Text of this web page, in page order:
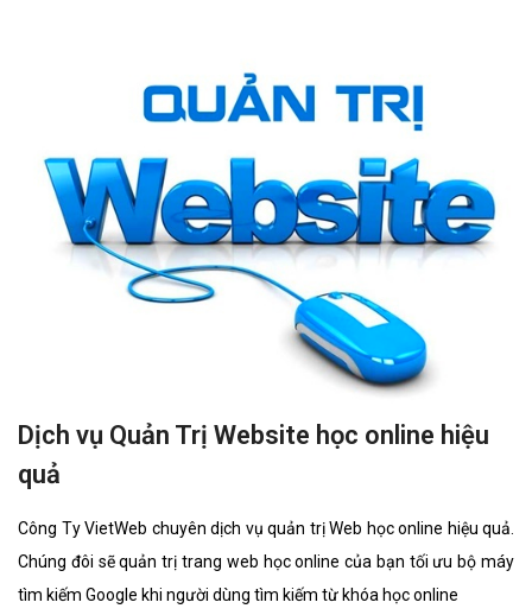
Dịch vụ Quản Trị Website học online hiệu
quả
Công Ty VietWeb chuyên dịch vụ quản trị Web học online hiệu quả.
Chúng đôi sẽ quản trị trang web học online của bạn tối ưu bộ máy
tìm kiếm Google khi người dùng tìm kiếm từ khóa học online